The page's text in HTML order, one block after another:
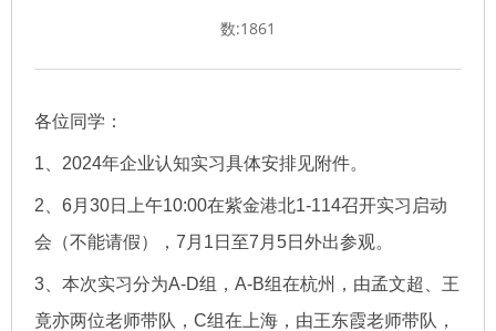
数:1861
各位同学：
1、2024年企业认知实习具体安排见附件。
2、6月30日上午10:00在紫金港北1-114召开实习启动
会（不能请假），7月1日至7月5日外出参观。
3、本次实习分为A-D组，A-B组在杭州，由孟文超、王
竟亦两位老师带队，C组在上海，由王东霞老师带队，